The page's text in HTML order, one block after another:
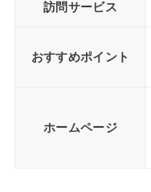
訪問サービス
おすすめポイント
ホームページ